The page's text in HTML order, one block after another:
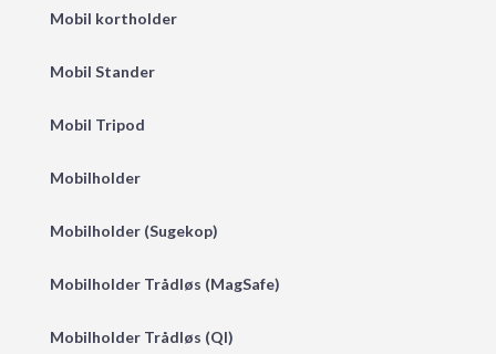
Mobil kortholder
Mobil Stander
Mobil Tripod
Mobilholder
Mobilholder (Sugekop)
Mobilholder Trådløs (MagSafe)
Mobilholder Trådløs (QI)